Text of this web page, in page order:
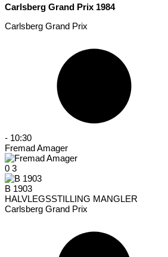
Carlsberg Grand Prix 1984
Carlsberg Grand Prix
- 10:30
Fremad Amager
0 3
B 1903
HALVLEGSSTILLING MANGLER
Carlsberg Grand Prix